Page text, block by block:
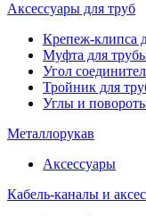
Аксессуары для труб
Крепеж-клипса
Муфта для
Угол
Тройник для
Углы и
Металлорукав
Аксессуары
Кабель-каналы и